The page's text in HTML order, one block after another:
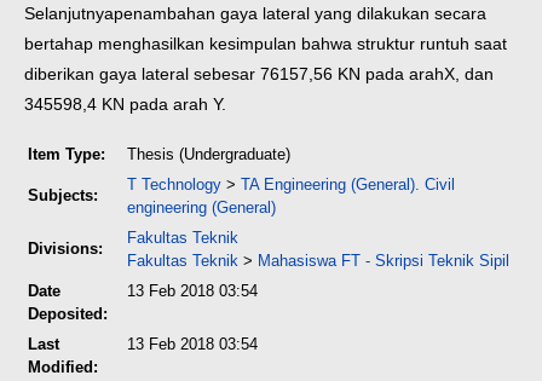
Selanjutnyapenambahan gaya lateral yang dilakukan secara
bertahap menghasilkan kesimpulan bahwa struktur runtuh saat
diberikan gaya lateral sebesar 76157,56 KN pada arahX, dan
345598,4 KN pada arah Y.
Item Type: Thesis (Undergraduate)
Subjects:
T Technology > TA Engineering (General). Civil
engineering (General)
Divisions:
Fakultas Teknik
Fakultas Teknik > Mahasiswa FT - Skripsi Teknik Sipil
Date
Deposited:
13 Feb 2018 03:54
Last
Modified:
13 Feb 2018 03:54